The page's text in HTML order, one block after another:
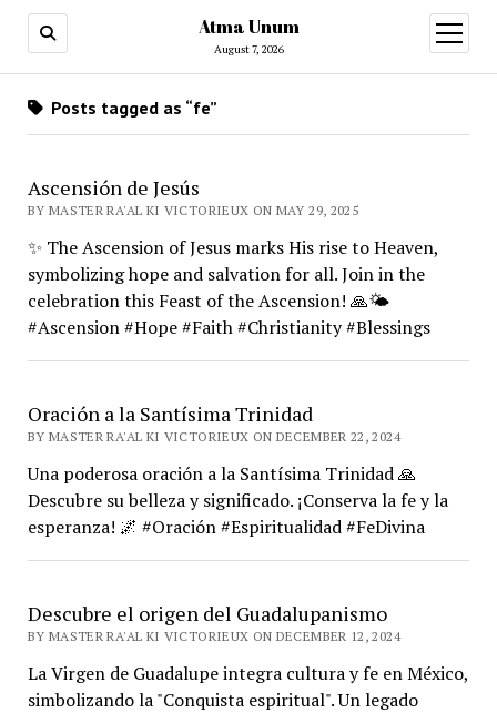
Atma Unum
August 7, 2026
open
menu
Posts tagged as “fe”
Ascensión de Jesús
BY MASTER RA'AL KI VICTORIEUX ON MAY 29, 2025
✨ The Ascension of Jesus marks His rise to Heaven,
symbolizing hope and salvation for all. Join in the
celebration this Feast of the Ascension! 🙏🌤️
#Ascension #Hope #Faith #Christianity #Blessings
Oración a la Santísima Trinidad
BY MASTER RA'AL KI VICTORIEUX ON DECEMBER 22, 2024
Una poderosa oración a la Santísima Trinidad 🙏
Descubre su belleza y significado. ¡Conserva la fe y la
esperanza! 🌌 #Oración #Espiritualidad #FeDivina
Descubre el origen del Guadalupanismo
BY MASTER RA'AL KI VICTORIEUX ON DECEMBER 12, 2024
La Virgen de Guadalupe integra cultura y fe en México,
simbolizando la "Conquista espiritual". Un legado